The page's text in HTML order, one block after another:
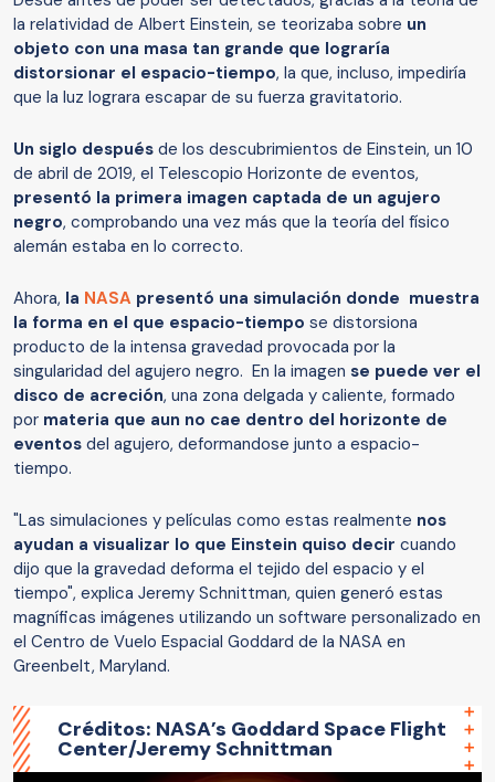
la relatividad de Albert Einstein, se teorizaba sobre un
objeto con una masa tan grande que lograría
distorsionar el espacio-tiempo, la que, incluso, impediría
que la luz lograra escapar de su fuerza gravitatorio.
Un siglo después de los descubrimientos de Einstein, un 10
de abril de 2019, el Telescopio Horizonte de eventos,
presentó la primera imagen captada de un agujero
negro, comprobando una vez más que la teoría del físico
alemán estaba en lo correcto.
Ahora, la NASA presentó una simulación donde muestra
la forma en el que espacio-tiempo se distorsiona
producto de la intensa gravedad provocada por la
singularidad del agujero negro. En la imagen se puede ver el
disco de acreción, una zona delgada y caliente, formado
por materia que aun no cae dentro del horizonte de
eventos del agujero, deformandose junto a espacio-
tiempo.
"Las simulaciones y películas como estas realmente nos
ayudan a visualizar lo que Einstein quiso decir cuando
dijo que la gravedad deforma el tejido del espacio y el
tiempo", explica Jeremy Schnittman, quien generó estas
magníficas imágenes utilizando un software personalizado en
el Centro de Vuelo Espacial Goddard de la NASA en
Greenbelt, Maryland.
Créditos: NASA’s Goddard Space Flight
Center/Jeremy Schnittman